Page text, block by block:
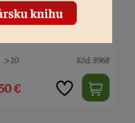
gélová Food
red 20g
> 10 Kód: 8969
€